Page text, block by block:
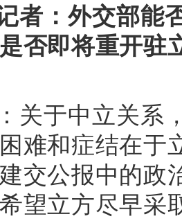
者：外交部能
否即将重开驻
关于中立关系
难和症结在于
交公报中的政
望立方尽早采